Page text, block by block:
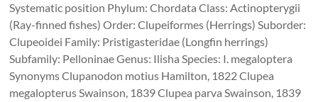
Systematic position Phylum: Chordata Class: Actinopterygii
(Ray-finned fishes) Order: Clupeiformes (Herrings) Suborder:
Clupeoidei Family: Pristigasteridae (Longfin herrings)
Subfamily: Pelloninae Genus: Ilisha Species: I. megaloptera
Synonyms Clupanodon motius Hamilton, 1822 Clupea
megalopterus Swainson, 1839 Clupea parva Swainson, 1839